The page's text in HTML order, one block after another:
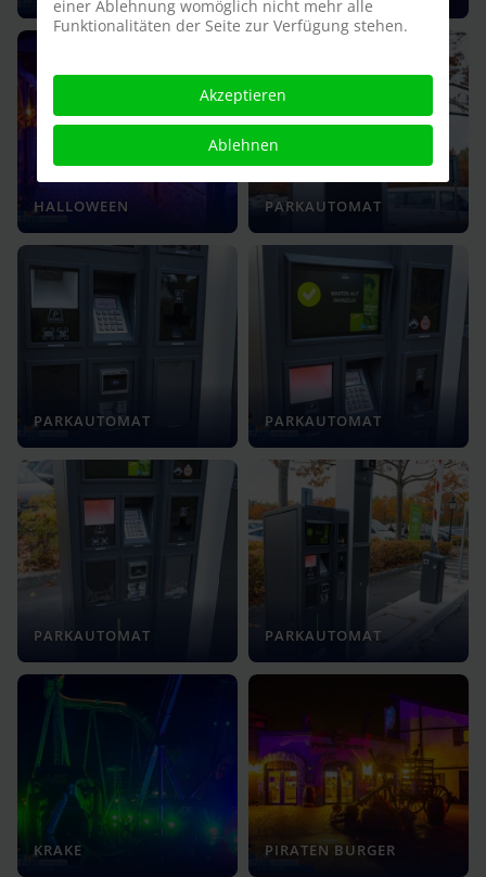
HALLOWEEN PARKAUTOMAT
PARKAUTOMAT PARKAUTOMAT
PARKAUTOMAT PARKAUTOMAT
KRAKE PIRATEN BURGER
einer Ablehnung womöglich nicht mehr alle
Funktionalitäten der Seite zur Verfügung stehen.
Akzeptieren
Ablehnen